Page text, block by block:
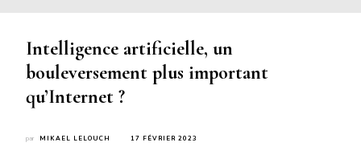
Intelligence artificielle, un
bouleversement plus important
qu’Internet ?
par MIKAEL LELOUCH 17 FÉVRIER 2023